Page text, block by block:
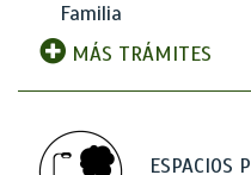
Familia
MÁS TRÁMITES
ESPACIOS